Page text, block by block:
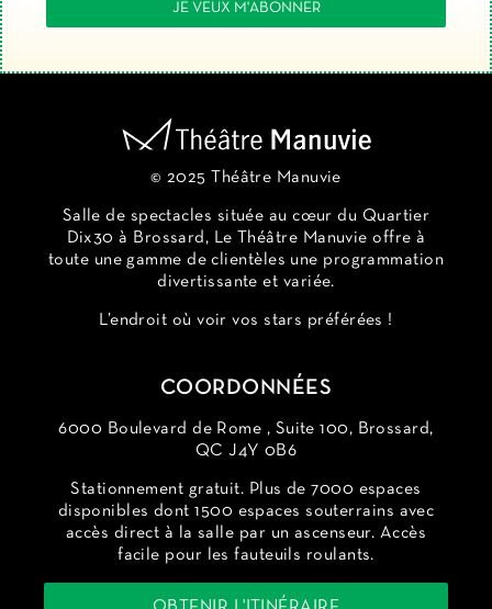
© 2025 Théâtre Manuvie
Salle de spectacles située au cœur du Quartier
Dix30 à Brossard, Le Théâtre Manuvie offre à
toute une gamme de clientèles une programmation
divertissante et variée.
L’endroit où voir vos stars préférées !
COORDONNÉES
6000 Boulevard de Rome , Suite 100, Brossard,
QC J4Y 0B6
Stationnement gratuit. Plus de 7000 espaces
disponibles dont 1500 espaces souterrains avec
accès direct à la salle par un ascenseur. Accès
facile pour les fauteuils roulants.